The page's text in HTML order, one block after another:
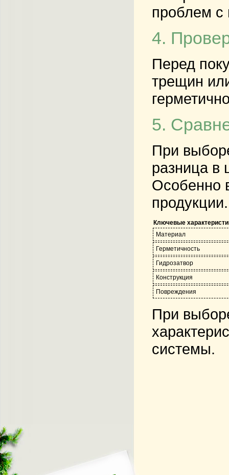
проблем с
4.
Перед
трещин
5.
При
разница в
Особенно
продукции.
Ключевые
Материал
Герметичность
Гидрозатвор
Конструкция
Повреждения
При
системы.